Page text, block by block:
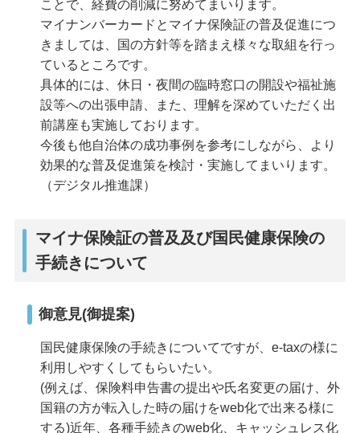
ことで、経費の削減に努めてまいります。
マイナンバーカードとマイナ保険証の普及促進につ
きましては、国の方針等を踏まえ様々な取組を行っ
ているところです。
具体的には、休日・夜間の臨時窓口の開設や福祉施
設等への出張申請、また、理解を深めていただく出
前講座も実施しております。
今後も他自治体の成功事例を参考にしながら、より
効果的な普及促進策を検討・実施してまいります。
（デジタル推進課）
マイナ保険証の普及及び国民健康保険の
手続きについて
御意見(御提案)
国民健康保険の手続きについてですが、e-taxの様に
利用しやすくしてもらいたい。
(例えば、保険料申告書の提出や氏名変更の届け、外
国籍の方が転入した時の届けをweb化で出来る様に
する)近年、各種手続きのweb化、キャッシュレス化